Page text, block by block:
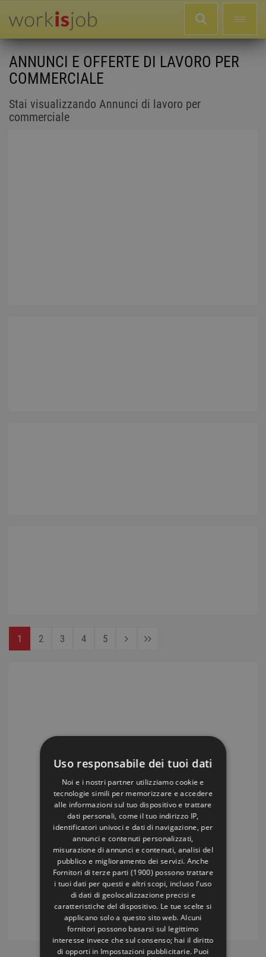
ANNUNCI E OFFERTE DI LAVORO PER
COMMERCIALE
Stai visualizzando Annunci di lavoro per
commerciale
1 2 3 4 5
Uso responsabile dei tuoi dati
Noi e i nostri partner utilizziamo cookie e
tecnologie simili per memorizzare e accedere
alle informazioni sul tuo dispositivo e trattare
dati personali, come il tuo indirizzo IP,
identificatori univoci e dati di navigazione, per
annunci e contenuti personalizzati,
misurazione di annunci e contenuti, analisi del
pubblico e miglioramento dei servizi. Anche
Fornitori di terze parti (1900) possono trattare
i tuoi dati per questi e altri scopi, incluso l’uso
di dati di geolocalizzazione precisi e
caratteristiche del dispositivo. Le tue scelte si
applicano solo a questo sito web. Alcuni
fornitori possono basarsi sul legittimo
interesse invece che sul consenso; hai il diritto
di opporti in Impostazioni pubblicitarie. Puoi